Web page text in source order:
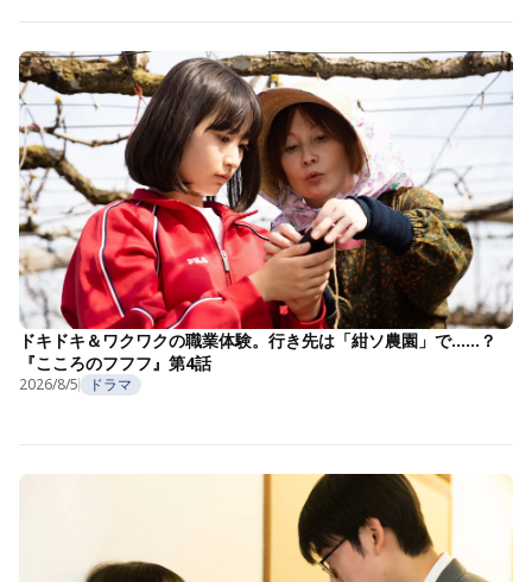
ドキドキ＆ワクワクの職業体験。行き先は「紺ソ農園」で……？
『こころのフフフ』第4話
2026/8/5 ドラマ